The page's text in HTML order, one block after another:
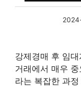
강제경매 후 임
거래에서 매우
라는 복잡한 과